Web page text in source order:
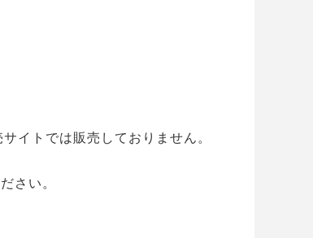
イトでは販売しておりません。
さい。